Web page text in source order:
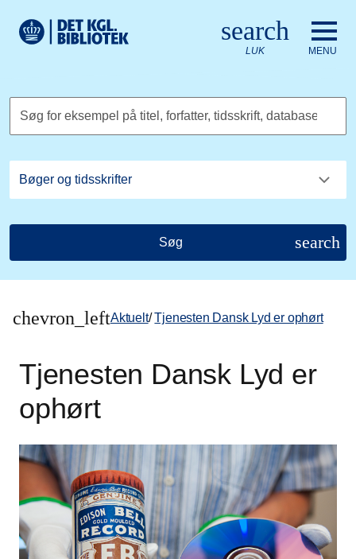
Det Kongelige Biblioteks logo. Gå til Det Kongelige
search
LUK MENU
Søg for eksempel på titel, forfatter, tidsskrift, database
Søg search
chevron_leftAktuelt/ Tjenesten Dansk Lyd er ophørt
Tjenesten Dansk Lyd er
ophørt